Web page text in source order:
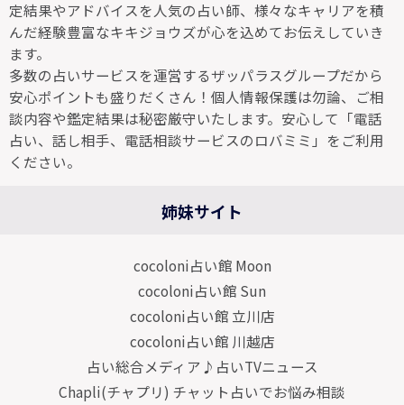
定結果やアドバイスを人気の占い師、様々なキャリアを積
んだ経験豊富なキキジョウズが心を込めてお伝えしていき
ます。
多数の占いサービスを運営するザッパラスグループだから
安心ポイントも盛りだくさん！個人情報保護は勿論、ご相
談内容や鑑定結果は秘密厳守いたします。安心して「電話
占い、話し相手、電話相談サービスのロバミミ」をご利用
ください。
姉妹サイト
cocoloni占い館 Moon
cocoloni占い館 Sun
cocoloni占い館 立川店
cocoloni占い館 川越店
占い総合メディア♪占いTVニュース
Chapli(チャプリ) チャット占いでお悩み相談